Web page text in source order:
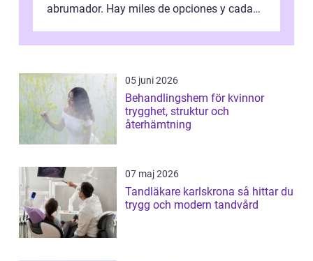
abrumador. Hay miles de opciones y cada
05 juni 2026
Behandlingshem för kvinnor
trygghet, struktur och
återhämtning
07 maj 2026
Tandläkare karlskrona så hittar du
trygg och modern tandvård